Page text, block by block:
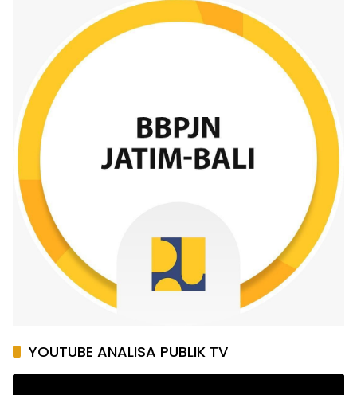
YOUTUBE ANALISA PUBLIK TV